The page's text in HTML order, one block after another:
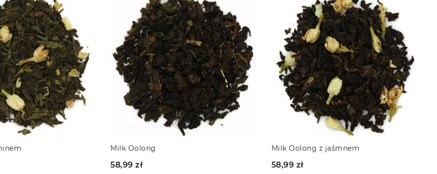
Milk Oolong z jaśmnem
58,99 zł
Oolong z czerwonym pieprzem i